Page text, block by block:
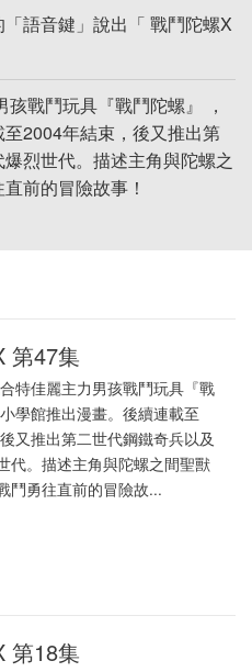
語音鍵」說出「 戰鬥陀螺X
戰鬥玩具『戰鬥陀螺』 ，
2004年結束，後又推出第
烈世代。描述主角與陀螺之
前的冒險故事！
第47集
特佳麗主力男孩戰鬥玩具『戰
學館推出漫畫。後續連載至
又推出第二世代鋼鐵奇兵以及
代。描述主角與陀螺之間聖獸
鬥勇往直前的冒險故...
第18集